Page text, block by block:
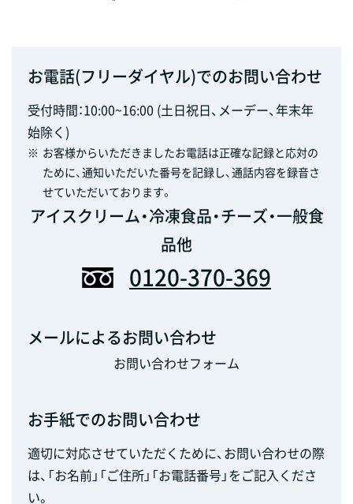
お電話(フリーダイヤル)でのお問い合わせ
受付時間：10:00~16:00 (土日祝日、メーデー、年末年
始除く)
※ お客様からいただきましたお電話は正確な記録と応対の
ために、通知いただいた番号を記録し、通話内容を録音さ
せていただいております。
アイスクリーム・冷凍食品・チーズ・一般食
品他
0120-370-369
メールによるお問い合わせ
お問い合わせフォーム
お手紙でのお問い合わせ
適切に対応させていただくために、お問い合わせの際
は、「お名前」「ご住所」「お電話番号」をご記入くださ
い。